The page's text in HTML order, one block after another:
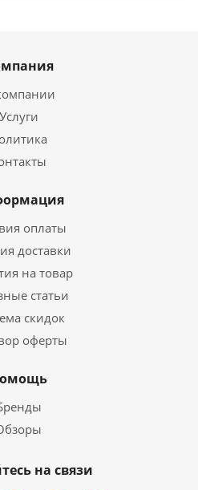
Услуги
оплаты
доставки
на товар
статьи
скидок
оферты
на связи